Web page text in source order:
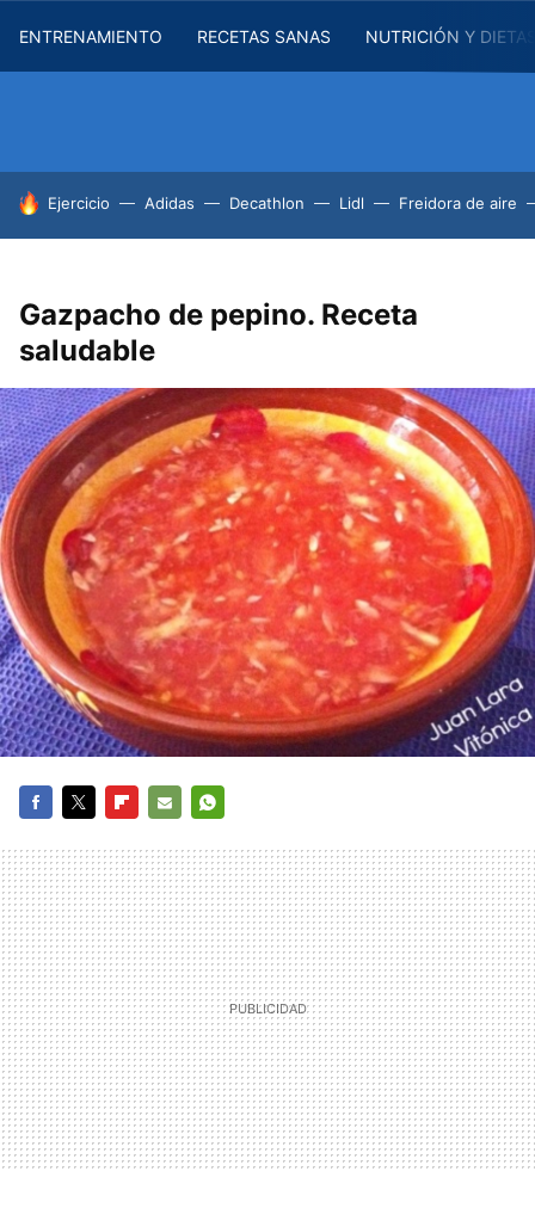
ENTRENAMIENTO RECETAS SANAS NUTRICIÓN Y
HOY SE HABLA DE
Ejercicio Adidas Decathlon Lidl Freidora de aire
Gazpacho de pepino. Receta
saludable
MAIL